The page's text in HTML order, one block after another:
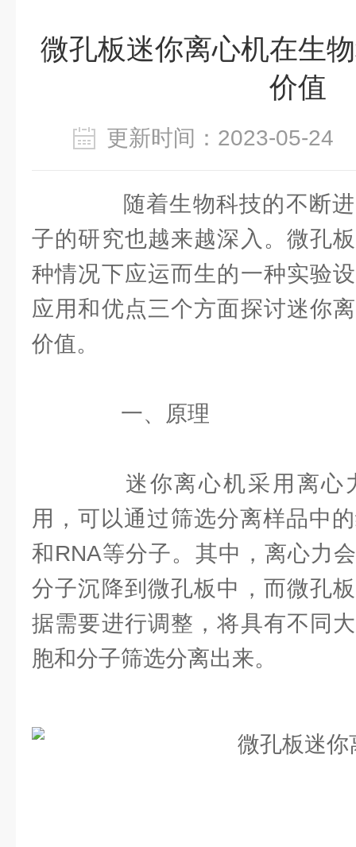
微孔板迷你离心机在生
价值
更新时间：2023-05-
随着生物科技的不断进
子的研究也越来越深入。微孔
种情况下应运而生的一种实验
应用和优点三个方面探讨迷你
价值。
一、原理
迷你离心机采用离心
用，可以通过筛选分离样品中
和RNA等分子。其中，离心力
分子沉降到微孔板中，而微孔
据需要进行调整，将具有不同
胞和分子筛选分离出来。